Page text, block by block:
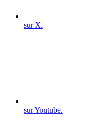
sur X.
sur Youtube.